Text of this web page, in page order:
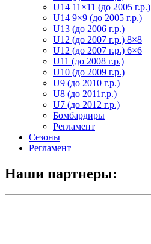
U14 11×11 (до 2005 г.р.)
U14 9×9 (до 2005 г.р.)
U13 (до 2006 г.р.)
U12 (до 2007 г.р.) 8×8
U12 (до 2007 г.р.) 6×6
U11 (до 2008 г.р.)
U10 (до 2009 г.р.)
U9 (до 2010 г.р.)
U8 (до 2011г.р.)
U7 (до 2012 г.р.)
Бомбардиры
Регламент
Сезоны
Регламент
Наши партнеры: